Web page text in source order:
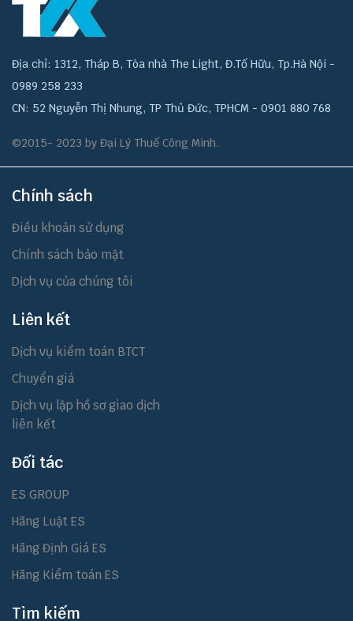
Địa chỉ: 1312, Tháp B, Tòa nhà The Light, Đ.Tố Hữu, Tp.Hà Nội -
0989 258 233
CN: 52 Nguyễn Thị Nhung, TP Thủ Đức, TPHCM - 0901 880 768
©2015- 2023 by Đại Lý Thuế Công Minh.
Chính sách
Điều khoản sử dụng
Chính sách bảo mật
Dịch vụ của chúng tôi
Liên kết
Dịch vụ kiểm toán BTCT
Chuyển giá
Dịch vụ lập hồ sơ giao dịch
liên kết
Đối tác
ES GROUP
Hãng Luật ES
Hãng Định Giá ES
Hãng Kiểm toán ES
Tìm kiếm